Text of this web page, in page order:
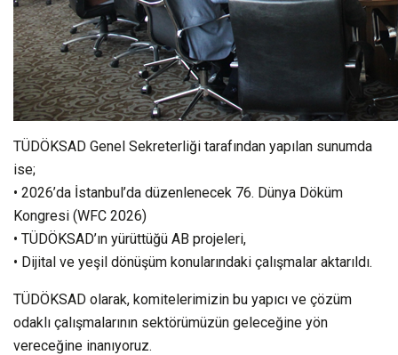
TÜDÖKSAD Genel Sekreterliği tarafından yapılan sunumda
ise;
• 2026’da İstanbul’da düzenlenecek 76. Dünya Döküm
Kongresi (WFC 2026)
• TÜDÖKSAD’ın yürüttüğü AB projeleri,
• Dijital ve yeşil dönüşüm konularındaki çalışmalar aktarıldı.
TÜDÖKSAD olarak, komitelerimizin bu yapıcı ve çözüm
odaklı çalışmalarının sektörümüzün geleceğine yön
vereceğine inanıyoruz.